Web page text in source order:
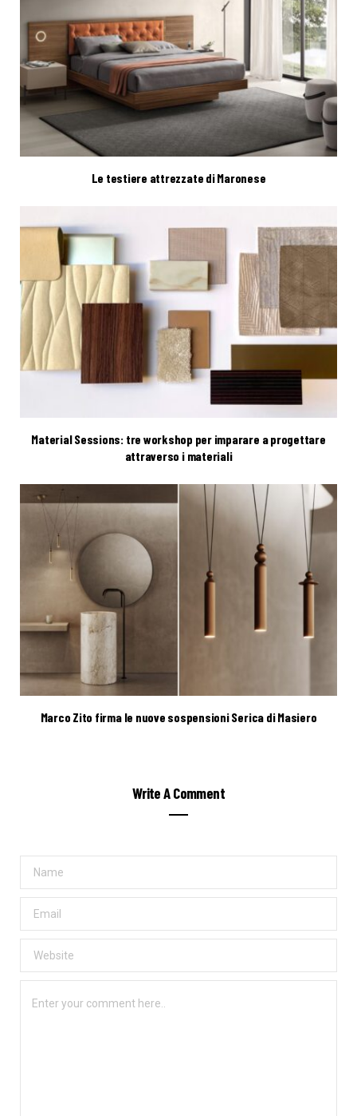
Le testiere attrezzate di Maronese
Material Sessions: tre workshop per imparare a progettare
attraverso i materiali
Marco Zito firma le nuove sospensioni Serica di Masiero
Write A Comment